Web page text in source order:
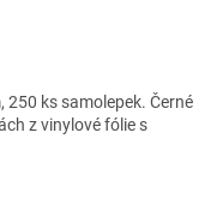
250 ks samolepek. Černé
z vinylové fólie s